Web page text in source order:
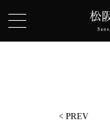
< PREV